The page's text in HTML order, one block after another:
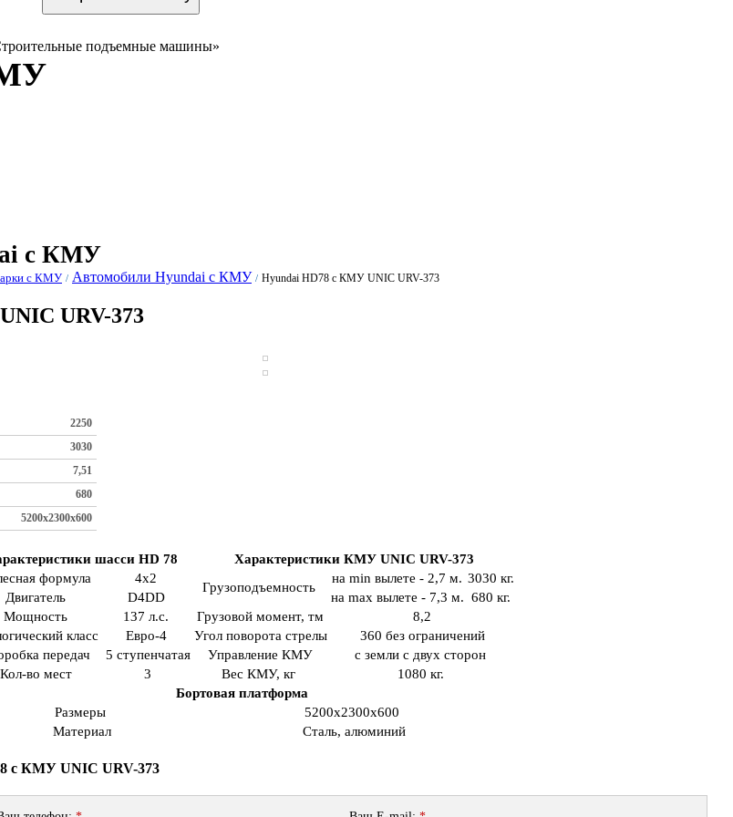
подъемные машины»
с КМУ
с КМУ / Автомобили Hyundai с КМУ / Hyundai HD78 с КМУ UNIC URV-373
URV-373
2250
3030
7,51
680
5200x2300x600
шасси HD 78
Характеристики КМУ UNIC URV-373
формула
4х2
Грузоподъемность
на min вылете - 2,7 м. 3030 кг.
Двигатель
D4DD на maх вылете - 7,3 м. 680 кг.
Мощность
137 л.с. Грузовой момент, тм
8,2
класс
Евро-4 Угол поворота стрелы
360 без ограничений
передач
5 ступенчатая Управление КМУ
с земли с двух сторон
Кол-во мест
3 Вес КМУ, кг
1080 кг.
Бортовая платформа
Размеры
5200х2300х600
Материал
Сталь, алюминий
с КМУ UNIC URV-373